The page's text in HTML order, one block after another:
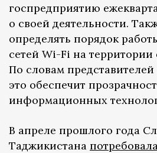
госпредприятию
о своей деятельности.
определять порядок
сетей Wi-Fi на территории
По словам
это обеспечит
информационных
В апреле прошлого года
Таджикистана потребовала